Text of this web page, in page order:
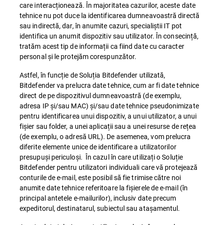
care interacționează. În majoritatea cazurilor, aceste date
tehnice nu pot duce la identificarea dumneavoastră directă
sau indirectă, dar, în anumite cazuri, specialiștii IT pot
identifica un anumit dispozitiv sau utilizator. În consecință,
tratăm acest tip de informații ca fiind date cu caracter
personal și le protejăm corespunzător.
Astfel, în funcție de Soluția Bitdefender utilizată,
Bitdefender va prelucra date tehnice, cum ar fi date tehnice
direct de pe dispozitivul dumneavoastră (de exemplu,
adresa IP și/sau MAC) și/sau date tehnice pseudonimizate
pentru identificarea unui dispozitiv, a unui utilizator, a unui
fișier sau folder, a unei aplicații sau a unei resurse de rețea
(de exemplu, o adresă URL). De asemenea, vom prelucra
diferite elemente unice de identificare a utilizatorilor
presupuși periculoși. În cazul în care utilizați o Soluție
Bitdefender pentru utilizatori individuali care vă protejează
conturile de e-mail, este posibil să fie trimise către noi
anumite date tehnice referitoare la fișierele de e-mail (în
principal antetele e-mailurilor), inclusiv date precum
expeditorul, destinatarul, subiectul sau atașamentul.